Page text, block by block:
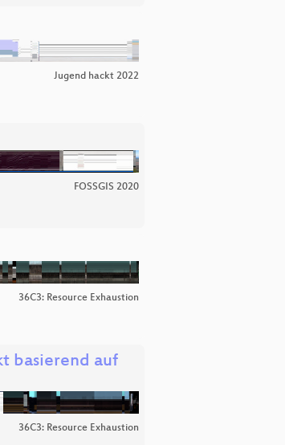
Jugend hackt 2022
FOSSGIS 2020
36C3: Resource Exhaustion
basierend auf
36C3: Resource Exhaustion